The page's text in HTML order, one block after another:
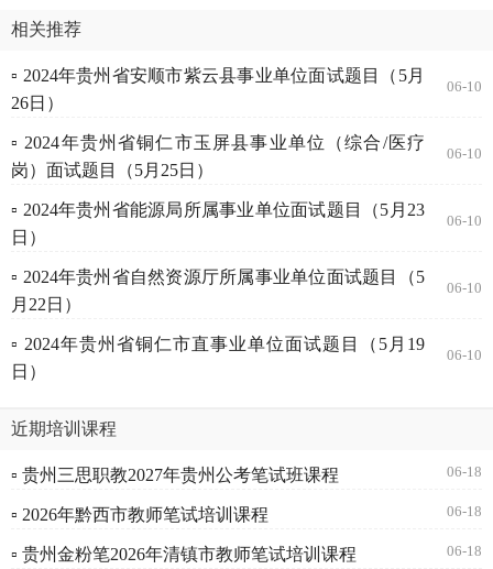
相关推荐
▫ 2024年贵州省安顺市紫云县事业单位面试题目（5月
26日）
06-10
▫ 2024年贵州省铜仁市玉屏县事业单位（综合/医疗
岗）面试题目（5月25日）
06-10
▫ 2024年贵州省能源局所属事业单位面试题目（5月23
日）
06-10
▫ 2024年贵州省自然资源厅所属事业单位面试题目（5
月22日）
06-10
▫ 2024年贵州省铜仁市直事业单位面试题目（5月19
日）
06-10
近期培训课程
▫ 贵州三思职教2027年贵州公考笔试班课程 06-18
▫ 2026年黔西市教师笔试培训课程 06-18
▫ 贵州金粉笔2026年清镇市教师笔试培训课程 06-18